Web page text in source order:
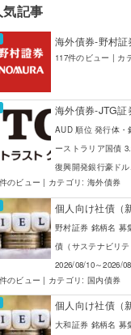
TRY
ZAR
USD
ZAR
USD
ZAR
ZAR
TRY
気記事
海外債券-野村証
117件のビュー | カ
海外債券-JTG証
AUD 順位 発行体
ーストラリア国債
復興開発銀行豪ド
のビュー | カテゴリ: 海外債券
個人向け社債（
野村証券 銘柄名 募
債（サステナビリテ
2026/08/10～2026/
のビュー | カテゴリ: 国内債券
個人向け社債（
大和証券 銘柄名 募